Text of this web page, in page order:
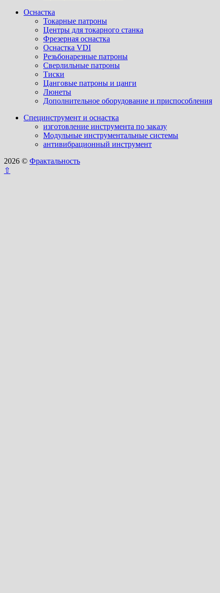
Оснастка
Токарные патроны
Центры для токарного станка
Фрезерная оснастка
Оснастка VDI
Резьбонарезные патроны
Сверлильные патроны
Тиски
Цанговые патроны и цанги
Люнеты
Дополнительное оборудование и приспособления
Специнструмент и оснастка
изготовление инструмента по заказу
Модульные инструментальные системы
антивибрационный инструмент
2026 © Фрактальность
⇧